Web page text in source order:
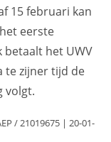
15 februari kan
eerste
betaalt het UWV
te zijner tijd de
volgt.
/ 21019675 | 20-01-